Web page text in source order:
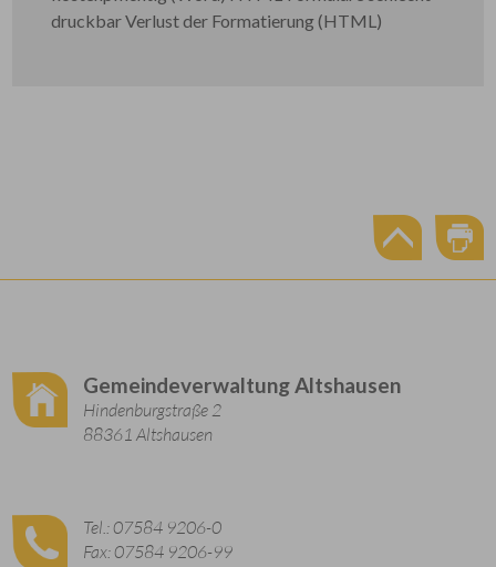
druckbar Verlust der Formatierung (HTML)
Gemeindeverwaltung Altshausen
Hindenburgstraße 2
88361 Altshausen
Tel.: 07584 9206-0
Fax: 07584 9206-99